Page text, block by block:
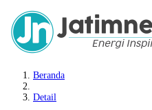
Beranda
Detail